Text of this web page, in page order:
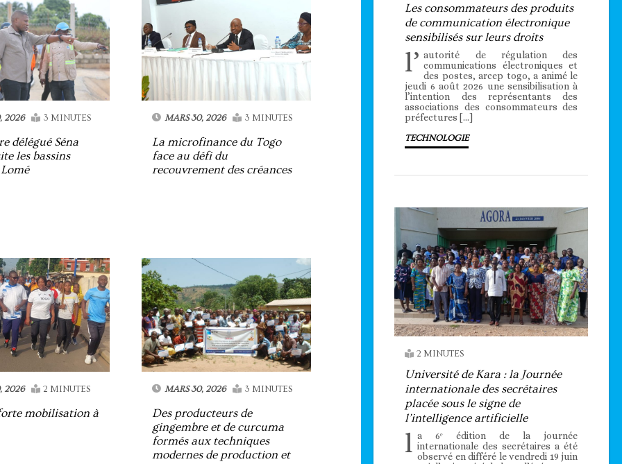
2026 3 MINUTES
délégué Séna
les bassins
MARS 30, 2026 3 MINUTES
La microfinance du Togo
face au défi du
recouvrement des créances
2026 2 MINUTES
forte mobilisation à
MARS 30, 2026 3 MINUTES
Des producteurs de
gingembre et de curcuma
formés aux techniques
modernes de production et
Les consommateurs des produits
de communication électronique
sensibilisés sur leurs droits
l’ autorité de régulation des
communications électroniques et
des postes, arcep togo, a animé le
jeudi 6 août 2026 une sensibilisation à
l’intention des représentants des
associations des consommateurs des
préfectures […]
TECHNOLOGIE
2 MINUTES
Université de Kara : la Journée
internationale des secrétaires
placée sous le signe de
l’intelligence artificielle
l a 6ᵉ édition de la journée
internationale des secrétaires a été
observé en différé le vendredi 19 juin